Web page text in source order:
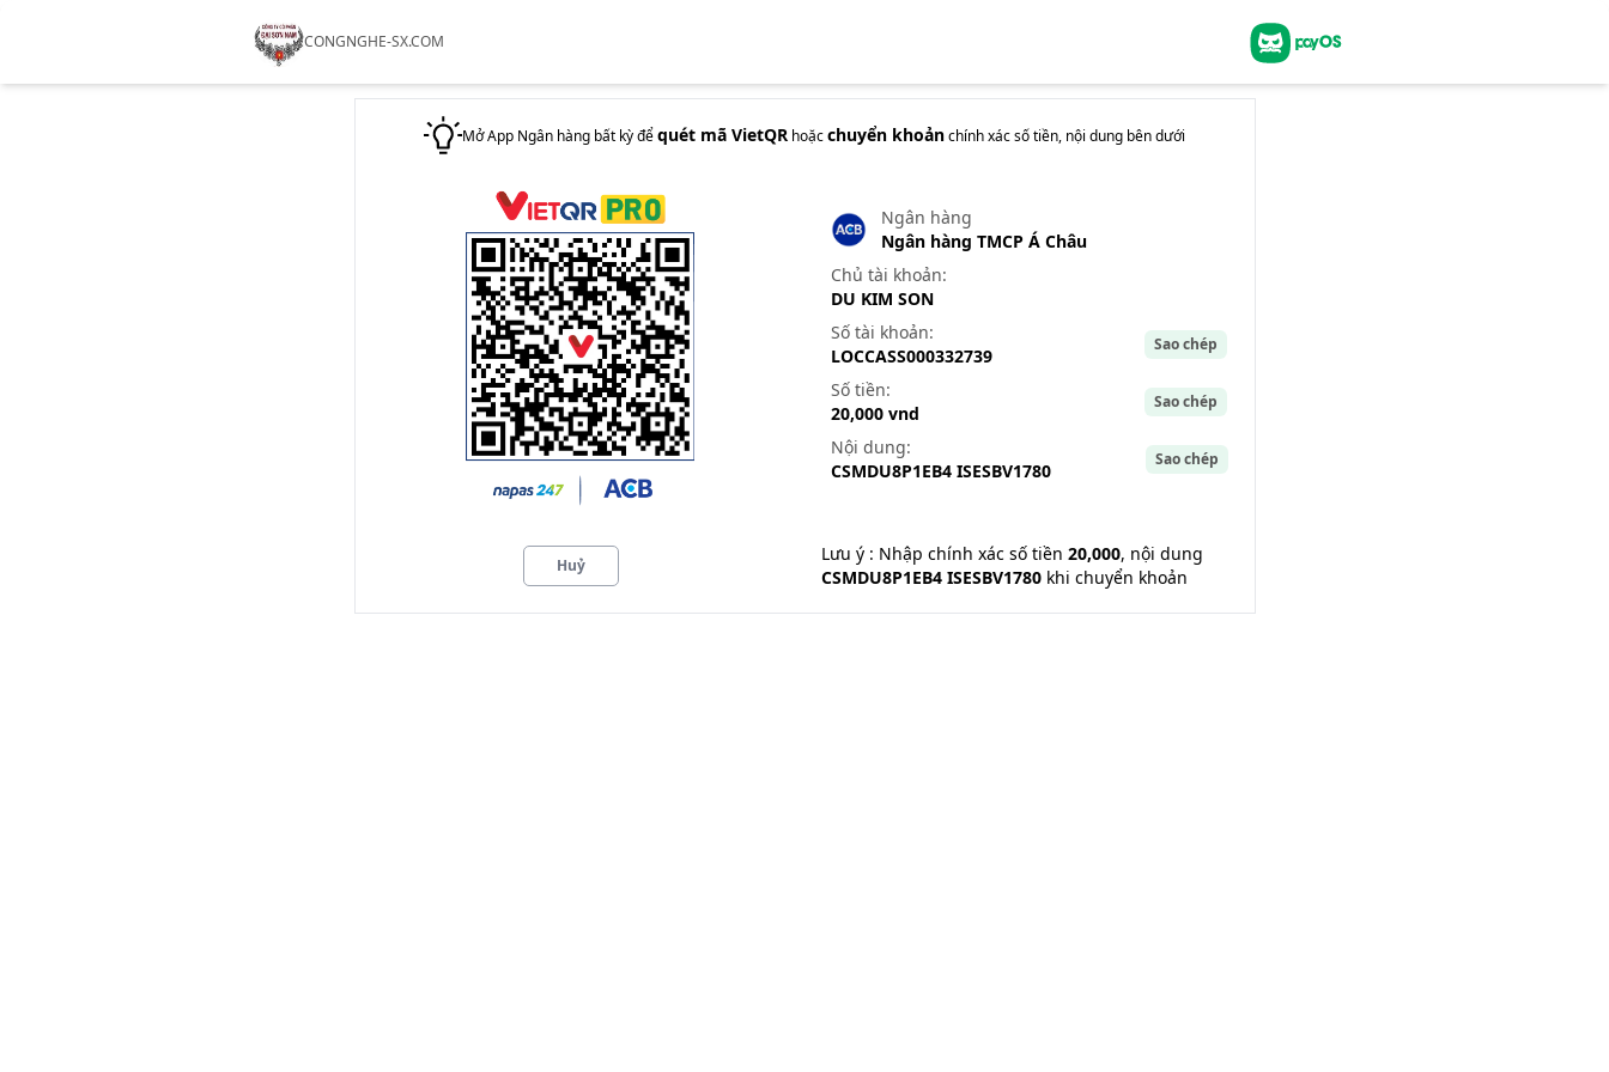
CONGNGHE-SX.COM
Mở App Ngân hàng bất kỳ đểquét mã VietQRhoặcchuyển khoảnchính xácsố tiền, nội dungbên dưới
Ngân hàng
Ngân hàng TMCP Á Châu
Chủ tài khoản:
DU KIM SON
Số tài khoản:
LOCCASS000332739
Sao chép
Số tiền:
20,000 vnd
Sao chép
Nội dung:
CSMDU8P1EB4 ISESBV1780
Sao chép
Lưu ý : Nhập chính xác số tiền 20,000, nội dung
CSMDU8P1EB4 ISESBV1780 khi chuyển khoản
Huỷ